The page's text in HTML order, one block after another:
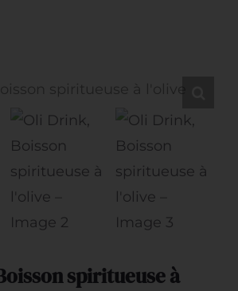
Artisans
spiritueuse à